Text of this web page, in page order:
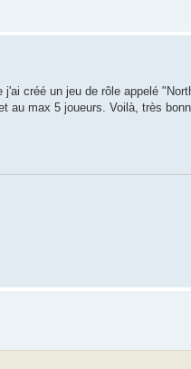
créé un jeu de rôle appelé
au max 5 joueurs. Voilà, très